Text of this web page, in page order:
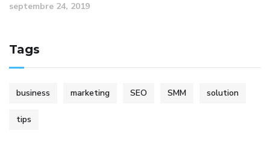
septembre 24, 2019
Tags
business marketing SEO SMM solution
tips